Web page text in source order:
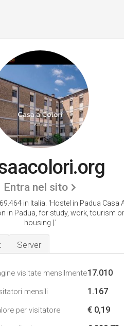
Entra nel sito
in Italia. 'Hostel in Padua Casa
in Padua, for study, work, tourism
housing |.'
Server
visitate mensilmente17.010
mensili 1.167
per visitatore € 0,19